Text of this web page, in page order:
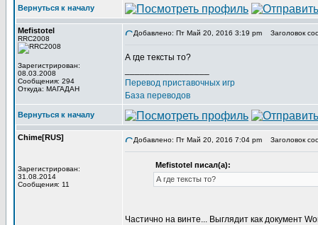
Вернуться к началу
Mefistotel
RRC2008
Зарегистрирован:
08.03.2008
Сообщения: 294
Откуда: МАГАДАН
Добавлено: Пт Май 20, 2016 3:19 pm Заголовок
А где тексты то?
Перевод приставочных игр
База переводов
Вернуться к началу
Chime[RUS]
Зарегистрирован:
31.08.2014
Сообщения: 11
Добавлено: Пт Май 20, 2016 7:04 pm Заголовок
Mefistotel писал(а):
А где тексты то?
Частично на винте... Выглядит как документ